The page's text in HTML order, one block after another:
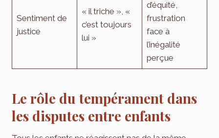
Sentiment de
justice
« il triche », «
c’est toujours
lui »
d’équité,
frustration
face à
l’inégalité
perçue
Le rôle du tempérament dans
les disputes entre enfants